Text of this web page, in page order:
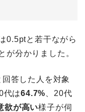
0.5ptと若干ながら
が分かりました。
答した人を対象
代は64.7% 、20代
欲が高い様子が伺